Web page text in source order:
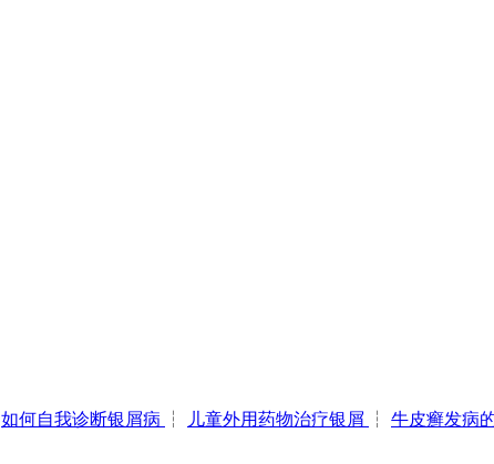
如何自我诊断银屑病 ┆ 儿童外用药物治疗银屑 ┆ 牛皮癣发病